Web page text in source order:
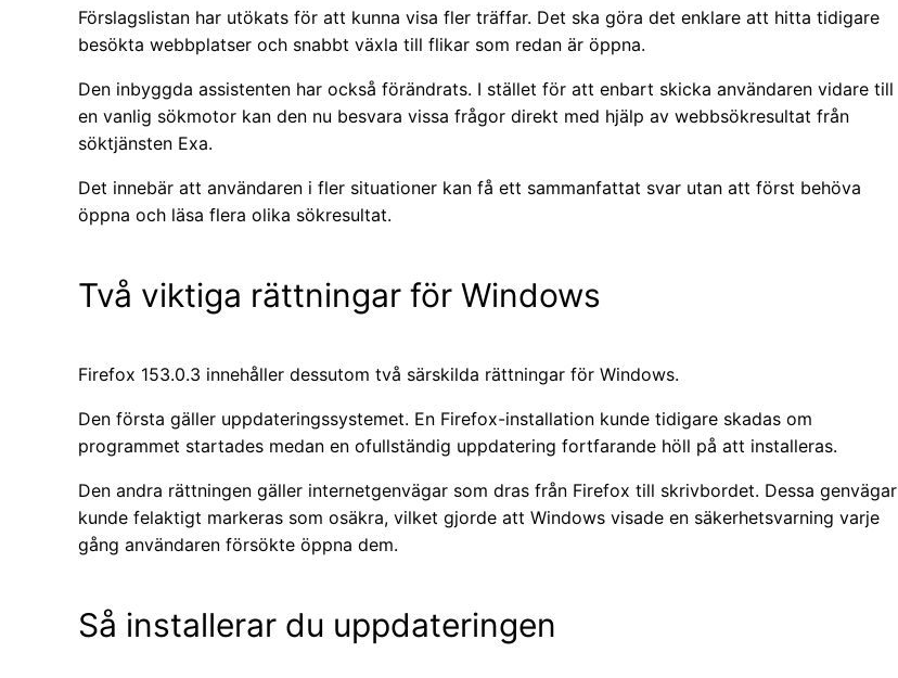
Förslagslistan har utökats för att kunna visa fler träffar. Det ska göra det enklare att hitta tidigare
besökta webbplatser och snabbt växla till flikar som redan är öppna.
Den inbyggda assistenten har också förändrats. I stället för att enbart skicka användaren vidare till
en vanlig sökmotor kan den nu besvara vissa frågor direkt med hjälp av webbsökresultat från
söktjänsten Exa.
Det innebär att användaren i fler situationer kan få ett sammanfattat svar utan att först behöva
öppna och läsa flera olika sökresultat.
Två viktiga rättningar för Windows
Firefox 153.0.3 innehåller dessutom två särskilda rättningar för Windows.
Den första gäller uppdateringssystemet. En Firefox-installation kunde tidigare skadas om
programmet startades medan en ofullständig uppdatering fortfarande höll på att installeras.
Den andra rättningen gäller internetgenvägar som dras från Firefox till skrivbordet. Dessa genvägar
kunde felaktigt markeras som osäkra, vilket gjorde att Windows visade en säkerhetsvarning varje
gång användaren försökte öppna dem.
Så installerar du uppdateringen